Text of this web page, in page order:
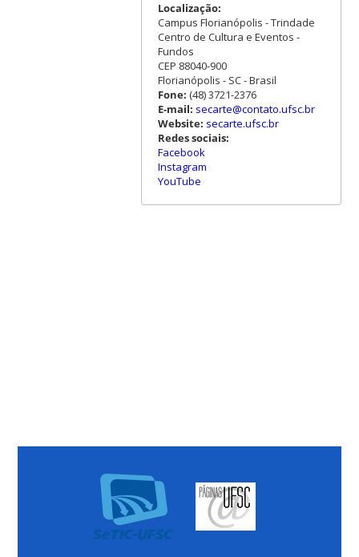
Localização:
Campus Florianópolis - Trindade
Centro de Cultura e Eventos -
Fundos
CEP 88040-900
Florianópolis - SC - Brasil
Fone: (48) 3721-2376
E-mail: secarte@contato.ufsc.br
Website: secarte.ufsc.br
Redes sociais:
Facebook
Instagram
YouTube